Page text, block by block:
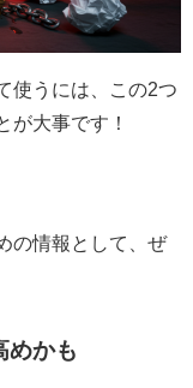
使うには、この2つ
が大事です！
の情報として、ぜ
めかも